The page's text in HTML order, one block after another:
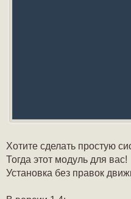
Хотите сделать простую
Тогда этот модуль для вас!
Установка без правок